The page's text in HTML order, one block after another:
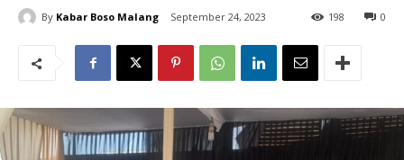
By Kabar Boso Malang September 24, 2023 0
198